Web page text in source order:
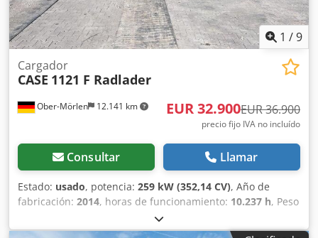
Samson Mando a distancia: ?
1 /9
Ober-Mörlen 12.141 km
Cargador
CASE 1121 F Radlader
EUR 32.900EUR 36.900
precio fijo IVA no incluído
Consultar Llamar
Estado: usado, potencia: 259 kW (352,14 CV), Año de
fabricación: 2014, horas de funcionamiento: 10.237 h, Peso
en vacío: 27.024 kg Para obtener más información,
póngase en contacto con Emal Jaweed. Cargadora de